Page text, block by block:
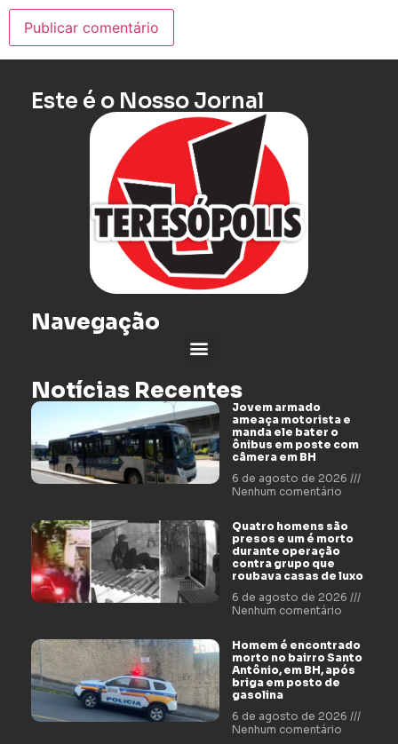
Este é o Nosso Jornal
Navegação
Notícias Recentes
Jovem armado
ameaça motorista e
manda ele bater o
ônibus em poste com
câmera em BH
6 de agosto de 2026
Nenhum comentário
Quatro homens são
presos e um é morto
durante operação
contra grupo que
roubava casas de luxo
6 de agosto de 2026
Nenhum comentário
Homem é encontrado
morto no bairro Santo
Antônio, em BH, após
briga em posto de
gasolina
6 de agosto de 2026
Nenhum comentário